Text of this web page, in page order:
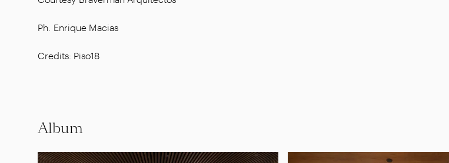
Ph. Enrique Macias
Credits: Piso18
Album